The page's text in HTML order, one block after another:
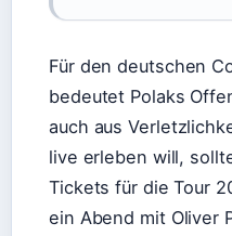
Für den deutschen
bedeutet Polaks
auch aus
live erleben will,
Tickets für die Tour
ein Abend mit Oliver